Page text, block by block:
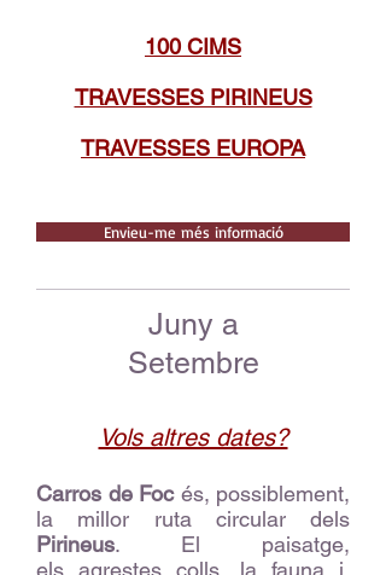
100 CIMS
TRAVESSES PIRINEUS
TRAVESSES EUROPA
Envieu-me més informació
Juny a
Setembre
Vols altres dates?
Carros de Focés, possiblement,
la millor ruta circular dels
Pirineus. El paisatge,
els agrestes colls, la fauna i,